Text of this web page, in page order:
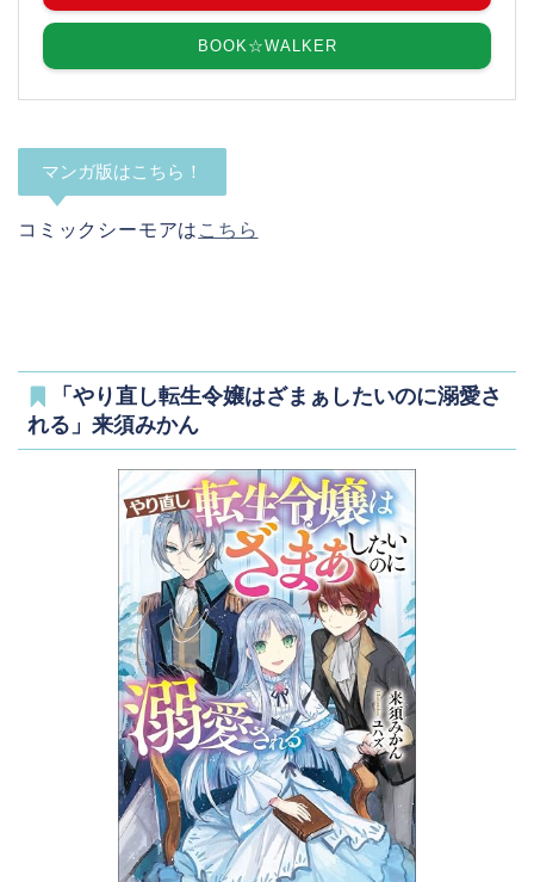
BOOK☆WALKER
マンガ版はこちら！
コミックシーモアは こちら
「やり直し転生令嬢はざまぁしたいのに溺愛さ
れる」来須みかん